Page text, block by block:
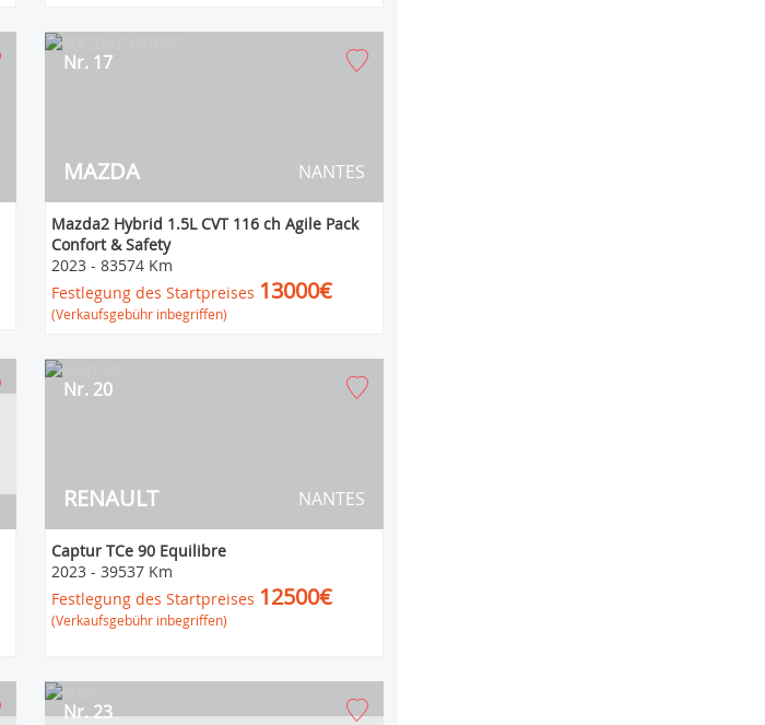
MAZDA
Nr. 17
NANTES
Mazda2 Hybrid 1.5L CVT 116 ch Agile Pack
Confort & Safety
2023- 83574 Km
Festlegung des Startpreises 13000€
(Verkaufsgebühr inbegriffen)
RENAULT
Nr. 20
NANTES
Captur TCe 90 Equilibre
2023- 39537 Km
Festlegung des Startpreises 12500€
(Verkaufsgebühr inbegriffen)
Nr. 23